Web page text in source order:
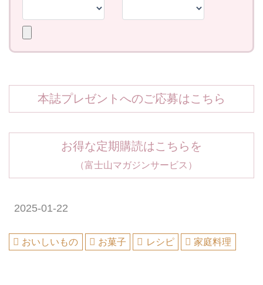
本誌プレゼントへのご応募はこちら
お得な定期購読はこちらを
（富士山マガジンサービス）
2025-01-22
おいしいもの お菓子 レシピ 家庭料理